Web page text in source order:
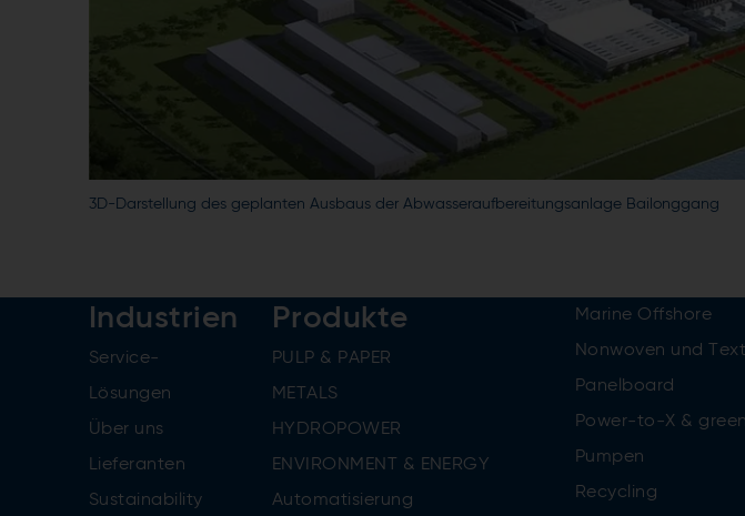
3D-Darstellung des geplanten Ausbaus der Abwasseraufbereitungsanlage Bailonggang
Industrien
Service-
Lösungen
Über uns
Lieferanten
Sustainability
Produkte
PULP & PAPER
METALS
HYDROPOWER
ENVIRONMENT & ENERGY
Automatisierung
Marine Offshore
Nonwoven und
Panelboard
Power-to-X &
Pumpen
Recycling